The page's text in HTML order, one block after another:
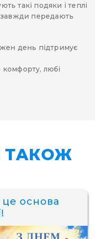
такі подяки і теплі
завжди передають
день підтримує
любі
ТАКОЖ
це основа